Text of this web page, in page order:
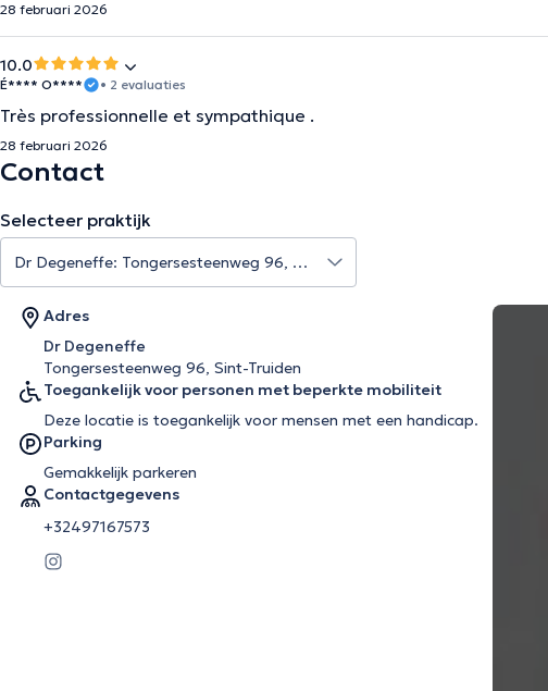
28 februari 2026
10.0
É**** O**** • 2 evaluaties
Très professionnelle et sympathique .
28 februari 2026
Contact
Selecteer praktijk
Adres
Dr Degeneffe
Tongersesteenweg 96, Sint-Truiden
Toegankelijk voor personen met beperkte mobiliteit
Deze locatie is toegankelijk voor mensen met een handicap.
Parking
Gemakkelijk parkeren
Contactgegevens
+32497167573